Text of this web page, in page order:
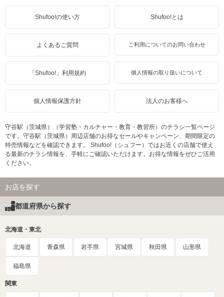
Shufoo!の使い方 Shufoo!とは
よくあるご質問 ご利用についてのお問い合わせ
「Shufoo!」利用規約 個人情報の取り扱いについて
個人情報保護方針 法人のお客様へ
守谷駅（茨城県）（学習塾・カルチャー・教育・教習所）のチラシ一覧ページ
です。守谷駅（茨城県）周辺店舗のお得なセールやキャンペーン、期間限定の
特売情報などを確認できます。 Shufoo!（シュフー）ではお近くの店舗で使え
る最新のチラシ情報を、手軽にご確認いただけます。お得な情報をぜひご活用
ください。
お店を探す
都道府県から探す
北海道・東北
北海道 青森県 岩手県 宮城県 秋田県 山形県
福島県
関東